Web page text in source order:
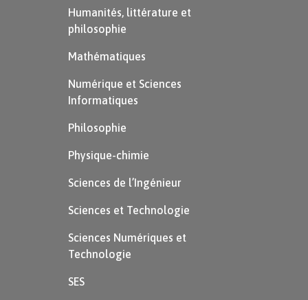
Humanités, littérature et
philosophie
Mathématiques
Numérique et Sciences
Informatiques
Philosophie
Physique-chimie
Sciences de l’Ingénieur
Sciences et Technologie
Sciences Numériques et
Technologie
SES